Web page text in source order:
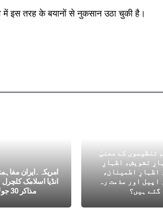
में इस तरह के बयानों से नुकसान उठा चुकी है।
امریکہ۔ایران
انڈیا اسلامک
مذاکر 30 جولائی کو
تنظیموں کے معنیٰ
تشویش، اظہارِ
اظہارِ اطمینان،
اپیل اور مذمت رہ
گئے ہیں؟